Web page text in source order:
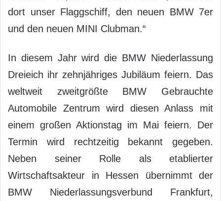
dort unser Flaggschiff, den neuen BMW 7er
und den neuen MINI Clubman.“
In diesem Jahr wird die BMW Niederlassung
Dreieich ihr zehnjähriges Jubiläum feiern. Das
weltweit zweitgrößte BMW Gebrauchte
Automobile Zentrum wird diesen Anlass mit
einem großen Aktionstag im Mai feiern. Der
Termin wird rechtzeitig bekannt gegeben.
Neben seiner Rolle als etablierter
Wirtschaftsakteur in Hessen übernimmt der
BMW Niederlassungsverbund Frankfurt,